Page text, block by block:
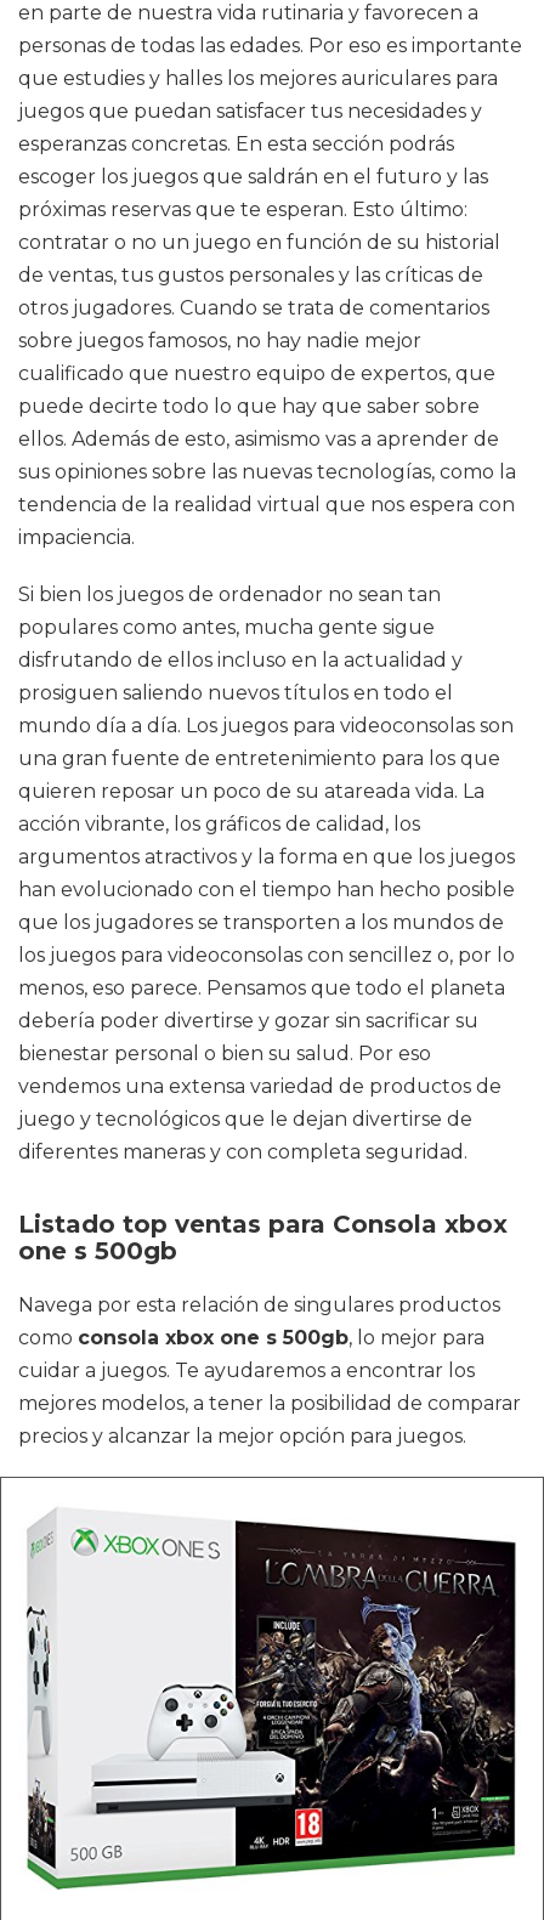
en parte de nuestra vida rutinaria y favorecen a
personas de todas las edades. Por eso es importante
que estudies y halles los mejores auriculares para
juegos que puedan satisfacer tus necesidades y
esperanzas concretas. En esta sección podrás
escoger los juegos que saldrán en el futuro y las
próximas reservas que te esperan. Esto último:
contratar o no un juego en función de su historial
de ventas, tus gustos personales y las críticas de
otros jugadores. Cuando se trata de comentarios
sobre juegos famosos, no hay nadie mejor
cualificado que nuestro equipo de expertos, que
puede decirte todo lo que hay que saber sobre
ellos. Además de esto, asimismo vas a aprender de
sus opiniones sobre las nuevas tecnologías, como la
tendencia de la realidad virtual que nos espera con
impaciencia.
Si bien los juegos de ordenador no sean tan
populares como antes, mucha gente sigue
disfrutando de ellos incluso en la actualidad y
prosiguen saliendo nuevos títulos en todo el
mundo día a día. Los juegos para videoconsolas son
una gran fuente de entretenimiento para los que
quieren reposar un poco de su atareada vida. La
acción vibrante, los gráficos de calidad, los
argumentos atractivos y la forma en que los juegos
han evolucionado con el tiempo han hecho posible
que los jugadores se transporten a los mundos de
los juegos para videoconsolas con sencillez o, por lo
menos, eso parece. Pensamos que todo el planeta
debería poder divertirse y gozar sin sacrificar su
bienestar personal o bien su salud. Por eso
vendemos una extensa variedad de productos de
juego y tecnológicos que le dejan divertirse de
diferentes maneras y con completa seguridad.
Listado top ventas para Consola xbox
one s 500gb
Navega por esta relación de singulares productos
como consola xbox one s 500gb, lo mejor para
cuidar a juegos. Te ayudaremos a encontrar los
mejores modelos, a tener la posibilidad de comparar
precios y alcanzar la mejor opción para juegos.